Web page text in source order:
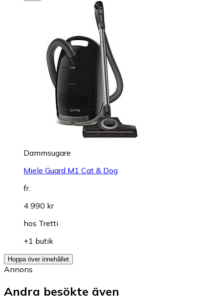
Dammsugare
Miele Guard M1 Cat & Dog
fr.
4 990 kr
hos Tretti
+1 butik
Hoppa över innehållet
Annons
Andra besökte även